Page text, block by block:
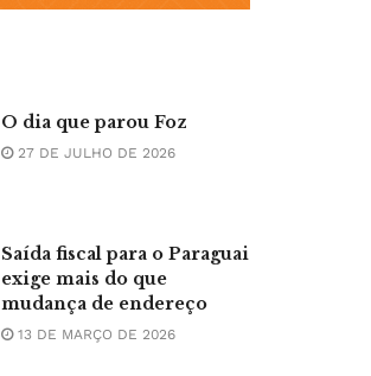
O dia que parou Foz
27 DE JULHO DE 2026
Saída fiscal para o Paraguai
exige mais do que
mudança de endereço
13 DE MARÇO DE 2026